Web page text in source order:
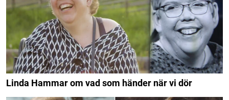
Linda Hammar om vad som händer när vi dör